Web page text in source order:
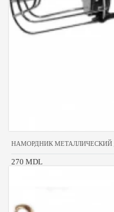
НАМОРДНИК МЕТАЛЛИЧЕСКИЙ
270 MDL